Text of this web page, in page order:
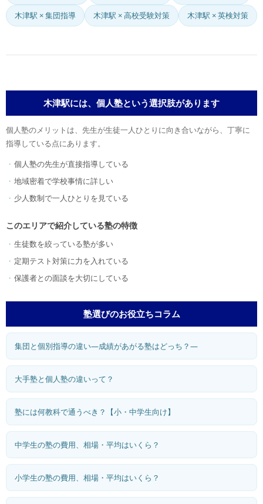
木津駅 × 集団指導 木津駅 × 高校受験対策 木津駅 × 英検対策
木津駅には、個人塾という選択肢があります
個人塾のメリットは、先生が生徒一人ひとりに向き合いながら、丁寧に
指導している点にあります。
個人塾の先生が直接指導している
地域密着で学校事情に詳しい
少人数制で一人ひとりを見ている
このエリアで紹介している塾の特徴
生徒数を絞っている塾が多い
定期テスト対策に力を入れている
保護者との面談を大切にしている
塾選びのお役立ちコラム
集団と個別指導の違い―成績があがる塾はどっち？―
大手塾と個人塾の違いって？
塾には何教科で通うべき？【小・中学生向け】
中学生の塾の費用、相場・平均はいくら？
小学生の塾の費用、相場・平均はいくら？